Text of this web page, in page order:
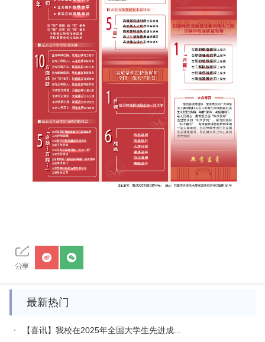
最新热门
【喜讯】我校在2025年全国大学生先进成...